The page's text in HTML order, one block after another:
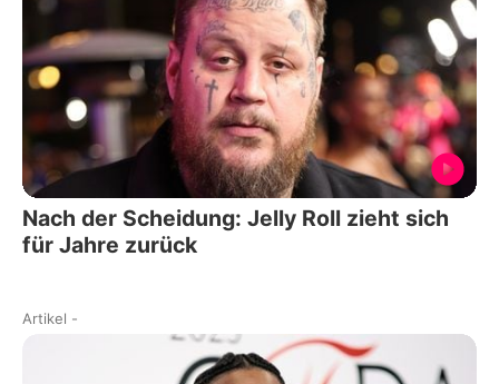
Nach der Scheidung: Jelly Roll zieht sich
für Jahre zurück
Artikel -